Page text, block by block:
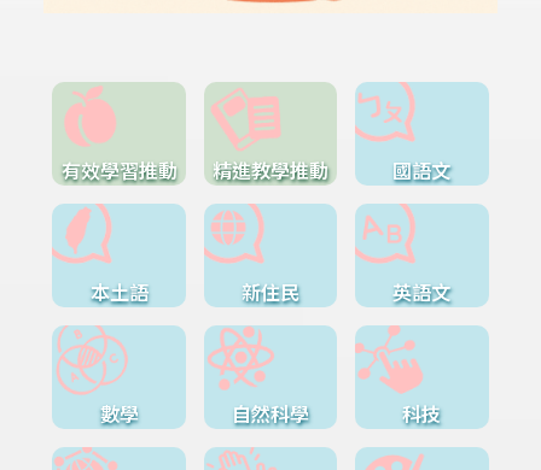
有效學習推動 精進教學推動 國語文
本土語 新住民 英語文
數學 自然科學 科技